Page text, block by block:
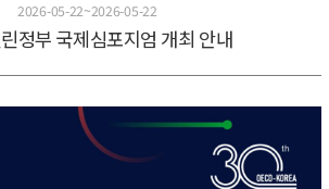
2026-05-22~2026-05-22
정부 국제심포지엄 개최 안내